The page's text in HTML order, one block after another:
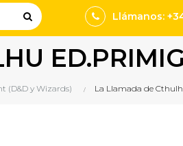
Llámanos:
(D&D y Wizards) La Llamada de